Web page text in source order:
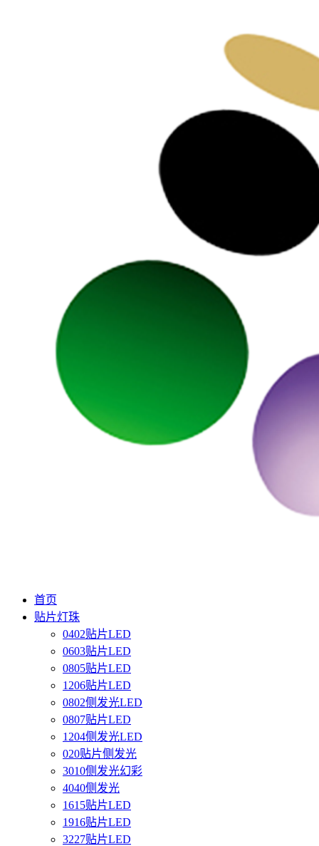
首页
贴片灯珠
0402贴片LED
0603贴片LED
0805贴片LED
1206贴片LED
0802侧发光LED
0807贴片LED
1204侧发光LED
020贴片侧发光
3010侧发光幻彩
4040侧发光
1615贴片LED
1916贴片LED
3227贴片LED